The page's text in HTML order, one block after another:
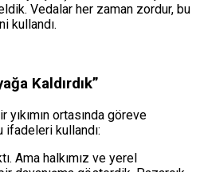
Vedalar her zaman zordur, bu
kullandı.
Kaldırdık”
yıkımın ortasında göreve
ifadeleri kullandı:
Ama halkımız ve yerel